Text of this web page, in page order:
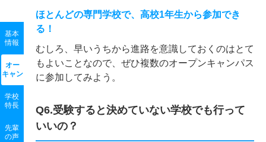
基本
情報
オー
キャン
学校
特長
先輩
の声
ほとんどの専門学校で、高校1年生から参加でき
る！
むしろ、早いうちから進路を意識しておくのはとて
もよいことなので、ぜひ複数のオープンキャンパス
に参加してみよう。
Q6.受験すると決めていない学校でも行って
いいの？